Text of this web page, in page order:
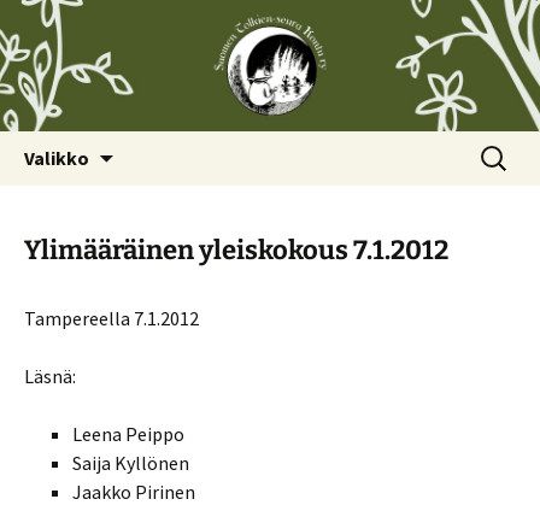
Valikko Haku:
Ylimääräinen yleiskokous 7.1.2012
Tampereella 7.1.2012
Läsnä:
Leena Peippo
Saija Kyllönen
Jaakko Pirinen